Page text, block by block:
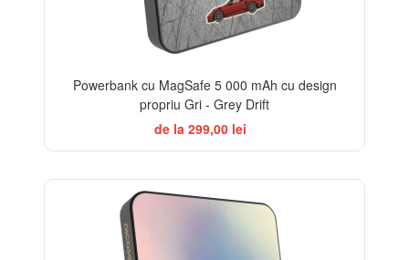
Powerbank cu MagSafe 5 000 mAh cu design
propriu Gri - Grey Drift
de la 299,00 lei